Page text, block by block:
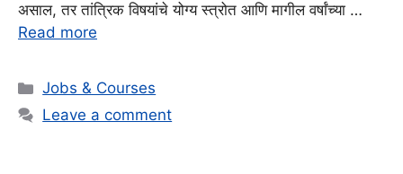
असाल, तर तांत्रिक विषयांचे योग्य स्त्रोत आणि मागील वर्षांच्या …
Read more
Categories
Jobs & Courses
Leave a comment